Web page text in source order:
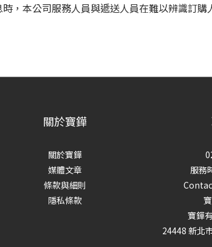
，本公司服務人員與遞送人員在難以辨識訂
關於寶鏵
關於寶鏵
媒體文章
條款與細則
隱私條款
服務
寶鏵
24448 新北